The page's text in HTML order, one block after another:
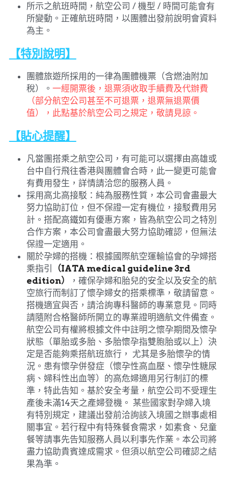
所示之航班時間，航空公司 / 機型 / 時間可能會有
所變動。正確航班時間，以團體出發前說明會資料
為主。
【特別說明】
團體旅遊所採用的一律為團體機票（含燃油附加
稅）。 一經開票後，退票須收取手續費及代辦費
（部分航空公司甚至不可退票，退票無退票價
值），此點基於航空公司之規定，敬請見諒。
【貼心提醒】
凡當團搭乘之航空公司，有可能可以選擇由高雄或
台中自行飛往香港與團體會合時，此一變更可能會
有費用發生，詳情請洽您的服務人員。
採用高北高接駁：純為服務性質，本公司會盡最大
努力協助訂位，但不保證一定有機位，接駁費用另
計。搭配高鐵如有優惠方案，皆為航空公司之特別
合作方案，本公司會盡最大努力協助確認，但無法
保證一定適用。
關於孕婦的搭機：根據國際航空運輸協會的孕婦搭
乘指引
（IATA medical guideline 3rd
edition）
，確保孕婦和胎兒的安全以及安全的航
空旅行而制訂了懷孕婦女的搭乘標準，敬請留意。
搭機適宜與否，請洽詢專科醫師的專業意見。同時
請隨附合格醫師所開立的專業證明適航文件備查。
航空公司有權將根據文件中註明之懷孕期間及懷孕
狀態（單胎或多胎、多胎懷孕指雙胞胎或以上）決
定是否能夠乘搭航班旅行， 尤其是多胎懷孕的情
況。患有懷孕併發症（懷孕性高血壓、懷孕性糖尿
病、婦科性出血等）的高危婦適用另行制訂的標
準，特此告知。基於安全考量，航空公司不受理生
產後未滿14天之產婦登機。 某些國家對孕婦入境
有特別規定，建議出發前洽詢該入境國之辦事處相
關事宜。若行程中有特殊餐食需求，如素食、兒童
餐等請事先告知服務人員以利事先作業。本公司將
盡力協助貴賓達成需求。但須以航空公司確認之結
果為準。